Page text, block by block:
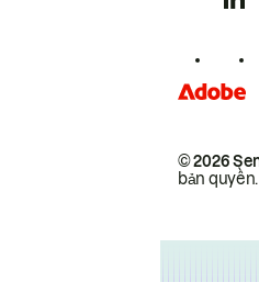
© 2026
bản quyền.